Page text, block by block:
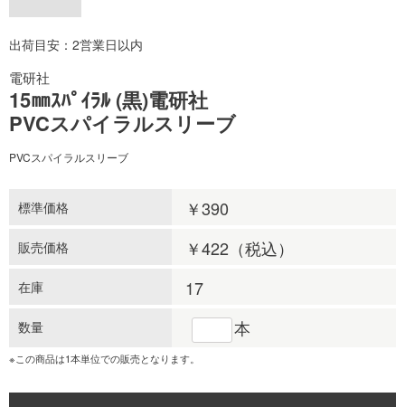
出荷目安：2営業日以内
電研社
15㎜ｽﾊﾟｲﾗﾙ (黒)電研社
PVCスパイラルスリーブ
PVCスパイラルスリーブ
標準価格 ￥390
販売価格 ￥422 （税込）
在庫 17
数量 本
※この商品は1本単位での販売となります。